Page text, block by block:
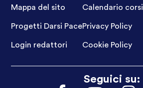
Mappa del sito
Progetti Darsi Pace
Login redattori
Calendario corsi
Privacy Policy
Cookie Policy
Seguici su: